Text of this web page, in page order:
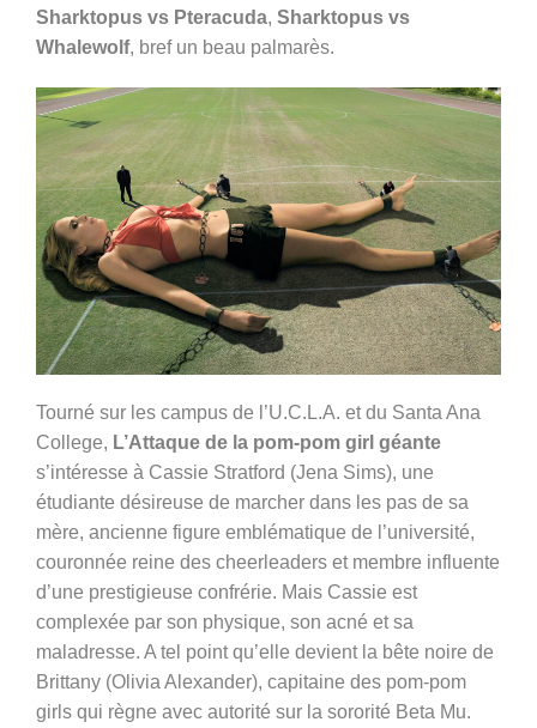
Sharktopus vs Pteracuda, Sharktopus vs
Whalewolf, bref un beau palmarès.
Tourné sur les campus de l’U.C.L.A. et du Santa Ana
College, L’Attaque de la pom-pom girl géante
s’intéresse à Cassie Stratford (Jena Sims), une
étudiante désireuse de marcher dans les pas de sa
mère, ancienne figure emblématique de l’université,
couronnée reine des cheerleaders et membre influente
d’une prestigieuse confrérie. Mais Cassie est
complexée par son physique, son acné et sa
maladresse. A tel point qu’elle devient la bête noire de
Brittany (Olivia Alexander), capitaine des pom-pom
girls qui règne avec autorité sur la sororité Beta Mu.